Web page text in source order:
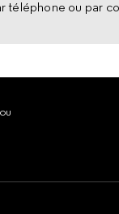
téléphone ou par